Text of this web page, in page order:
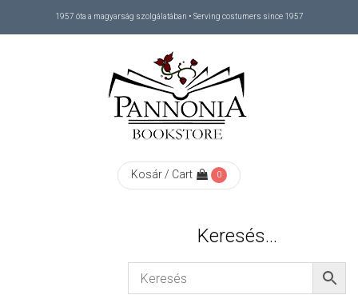
1957 óta a magyarság szolgálatában • Serving costumers since 1957
Kosár / Cart 0
Keresés…